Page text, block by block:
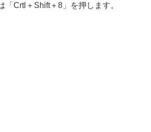
「Crtl＋Shift＋8」を押します。